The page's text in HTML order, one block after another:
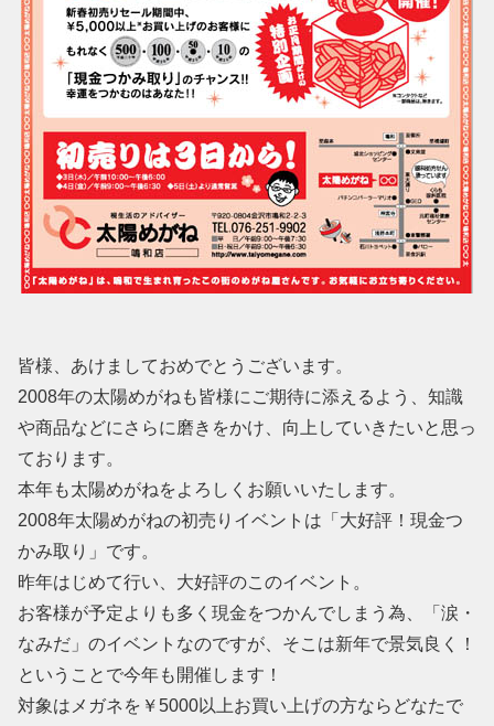
皆様、あけましておめでとうございます。
2008年の太陽めがねも皆様にご期待に添えるよう、知識
や商品などにさらに磨きをかけ、向上していきたいと思っ
ております。
本年も太陽めがねをよろしくお願いいたします。
2008年太陽めがねの初売りイベントは「大好評！現金つ
かみ取り」です。
昨年はじめて行い、大好評のこのイベント。
お客様が予定よりも多く現金をつかんでしまう為、「涙・
なみだ」のイベントなのですが、そこは新年で景気良く！
ということで今年も開催します！
対象はメガネを￥5000以上お買い上げの方ならどなたで